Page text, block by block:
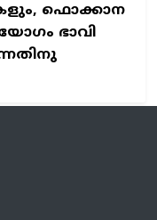
ഫൊക്കാന
ഭാവി